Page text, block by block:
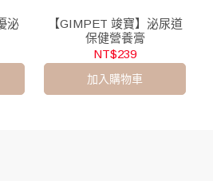
泌
【GIMPET 竣寶】泌尿道
保健營養膏
NT$239
加入購物車